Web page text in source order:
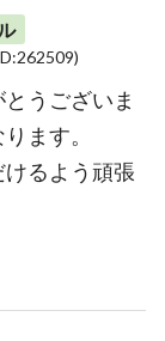
うございま
ます。
るよう頑張